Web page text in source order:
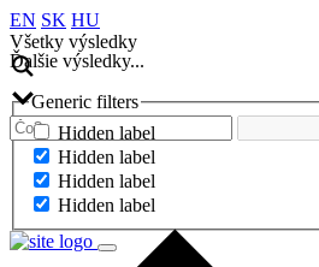
EN SK HU
Všetky výsledky
Ďalšie výsledky...
Generic filters
Hidden label
Hidden label
Hidden label
Hidden label